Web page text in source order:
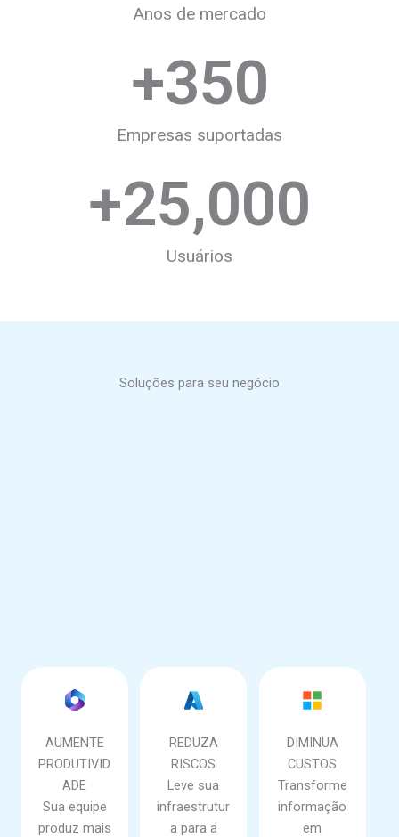
Anos de mercado
Empresas suportadas
+350
Usuários
+25,000
Soluções para seu negócio
AUMENTE
PRODUTIVID
ADE
Sua equipe
produz mais
REDUZA
RISCOS
Leve sua
infraestrutur
a para a
DIMINUA
CUSTOS
Transforme
informação
em